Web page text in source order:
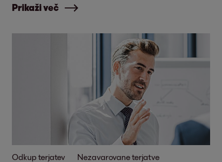
Prikaži več
Odkup terjatev Nezavarovane terjatve